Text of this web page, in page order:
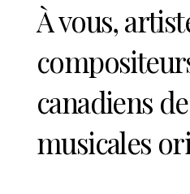
À vous,
canadiens
musicales